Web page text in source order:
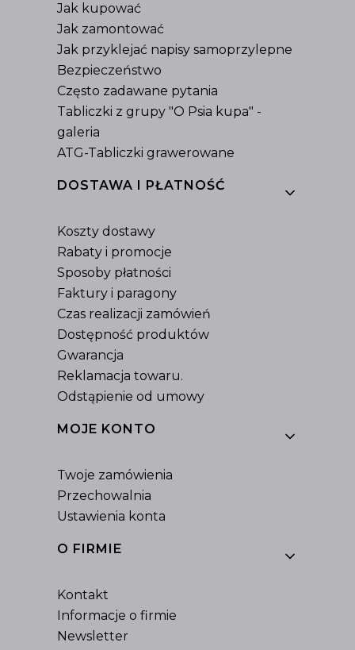
Jak kupować
Jak zamontować
Jak przyklejać napisy samoprzylepne
Bezpieczeństwo
Często zadawane pytania
Tabliczki z grupy "O Psia kupa" -
galeria
ATG-Tabliczki grawerowane
DOSTAWA I PŁATNOŚĆ
Koszty dostawy
Rabaty i promocje
Sposoby płatności
Faktury i paragony
Czas realizacji zamówień
Dostępność produktów
Gwarancja
Reklamacja towaru.
Odstąpienie od umowy
MOJE KONTO
Twoje zamówienia
Przechowalnia
Ustawienia konta
O FIRMIE
Kontakt
Informacje o firmie
Newsletter